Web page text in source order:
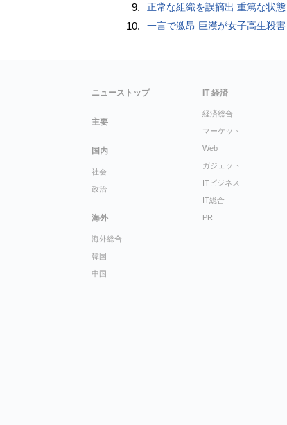
9. 正常な組織を誤摘出 重篤な状態
10. 一言で激昂 巨漢が女子高生殺害
ニューストップ
主要
国内
社会
政治
海外
海外総合
韓国
中国
IT 経済
経済総合
マーケット
Web
ガジェット
ITビジネス
IT総合
PR